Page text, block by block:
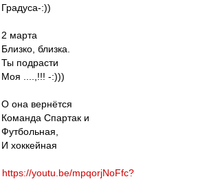
Градуса-:))
2 марта
Близко, близка.
Ты подрасти
Моя ....,!!! -:)))
О она вернётся
Команда Спартак и
Футбольная,
И хоккейная
https://youtu.be/mpqorjNoFfc?